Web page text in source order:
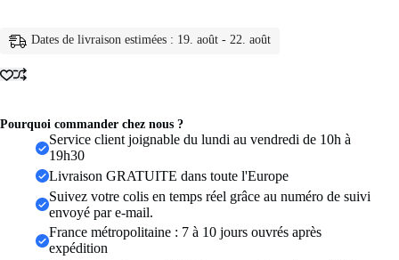
2025
pour
à
papillon,
d'amour,
mauvais
d'anniversaire,
Dates de livraison estimées : 19. août - 22. août
Pourquoi commander chez nous ?
Service client joignable du lundi au vendredi de 10h à
19h30
Livraison GRATUITE dans toute l'Europe
Suivez votre colis en temps réel grâce au numéro de suivi
envoyé par e-mail.
France métropolitaine : 7 à 10 jours ouvrés après
expédition